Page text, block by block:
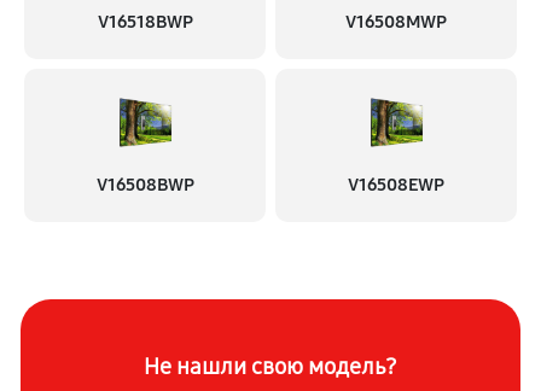
V16518BWP V16508MWP
V16508BWP V16508EWP
Не нашли свою модель?